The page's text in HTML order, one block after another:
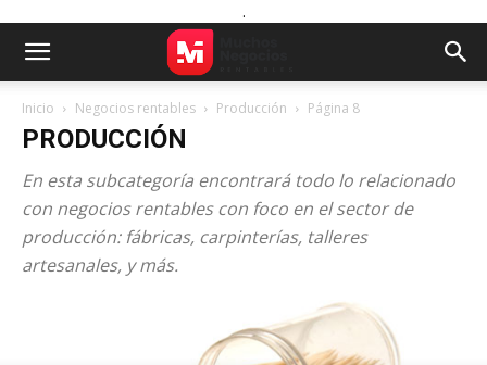
.
Inicio Negocios rentables Producción Página 8
PRODUCCIÓN
En esta subcategoría encontrará todo lo relacionado
con negocios rentables con foco en el sector de
producción: fábricas, carpinterías, talleres
artesanales, y más.